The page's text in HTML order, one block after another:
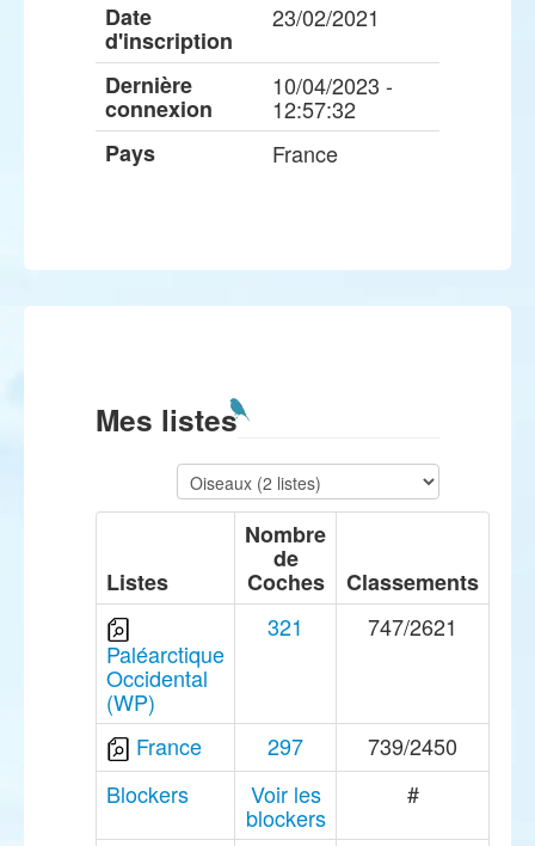
Date
d'inscription
23/02/2021
Dernière
connexion
10/04/2023 -
12:57:32
Pays
France
Mes listes
Listes
Nombre
de
Coches Classements
Paléarctique
Occidental
(WP)
321 747/2621
France 297
739/2450
Blockers
Voir les
blockers
#